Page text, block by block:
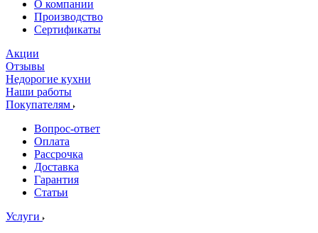
О компании
Производство
Сертификаты
Акции
Отзывы
Недорогие кухни
Наши работы
Покупателям
Вопрос-ответ
Оплата
Рассрочка
Доставка
Гарантия
Статьи
Услуги